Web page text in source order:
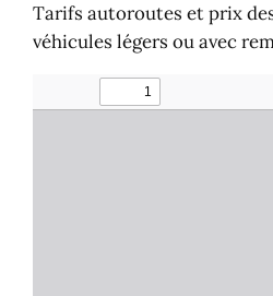
Tarifs autoroutes et prix
véhicules légers ou avec